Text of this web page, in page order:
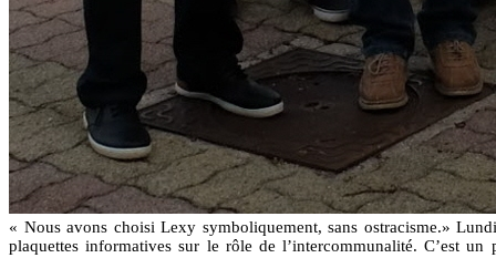
« Nous avons choisi Lexy symboliquement, sans ostracisme.»
plaquettes informatives sur le rôle de l’intercommunalité. C’est